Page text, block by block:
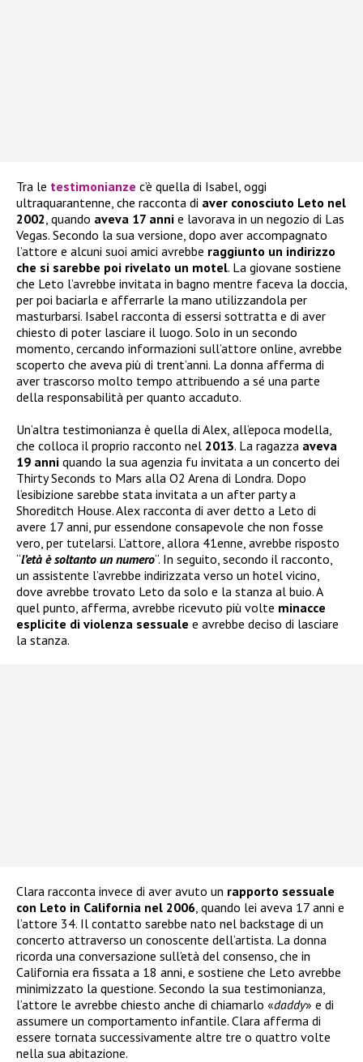
Tra le testimonianze c’è quella di Isabel, oggi
ultraquarantenne, che racconta di aver conosciuto Leto nel
2002 , quando aveva 17 anni e lavorava in un negozio di Las
Vegas. Secondo la sua versione, dopo aver accompagnato
l’attore e alcuni suoi amici avrebbe raggiunto un indirizzo
che si sarebbe poi rivelato un motel. La giovane sostiene
che Leto l’avrebbe invitata in bagno mentre faceva la doccia,
per poi baciarla e afferrarle la mano utilizzandola per
masturbarsi. Isabel racconta di essersi sottratta e di aver
chiesto di poter lasciare il luogo. Solo in un secondo
momento, cercando informazioni sull’attore online, avrebbe
scoperto che aveva più di trent’anni. La donna afferma di
aver trascorso molto tempo attribuendo a sé una parte
della responsabilità per quanto accaduto.
Un’altra testimonianza è quella di Alex, all’epoca modella,
che colloca il proprio racconto nel 2013. La ragazza aveva
19 anni quando la sua agenzia fu invitata a un concerto dei
Thirty Seconds to Mars alla O2 Arena di Londra. Dopo
l’esibizione sarebbe stata invitata a un after party a
Shoreditch House. Alex racconta di aver detto a Leto di
avere 17 anni, pur essendone consapevole che non fosse
vero, per tutelarsi. L’attore, allora 41enne, avrebbe risposto
“l’età è soltanto un numero“. In seguito, secondo il racconto,
un assistente l’avrebbe indirizzata verso un hotel vicino,
dove avrebbe trovato Leto da solo e la stanza al buio. A
quel punto, afferma, avrebbe ricevuto più volte minacce
esplicite di violenza sessuale e avrebbe deciso di lasciare
la stanza.
Clara racconta invece di aver avuto un rapporto sessuale
con Leto in California nel 2006 , quando lei aveva 17 anni e
l’attore 34. Il contatto sarebbe nato nel backstage di un
concerto attraverso un conoscente dell’artista. La donna
ricorda una conversazione sull’età del consenso, che in
California era fissata a 18 anni, e sostiene che Leto avrebbe
minimizzato la questione. Secondo la sua testimonianza,
l’attore le avrebbe chiesto anche di chiamarlo «daddy» e di
assumere un comportamento infantile. Clara afferma di
essere tornata successivamente altre tre o quattro volte
nella sua abitazione.